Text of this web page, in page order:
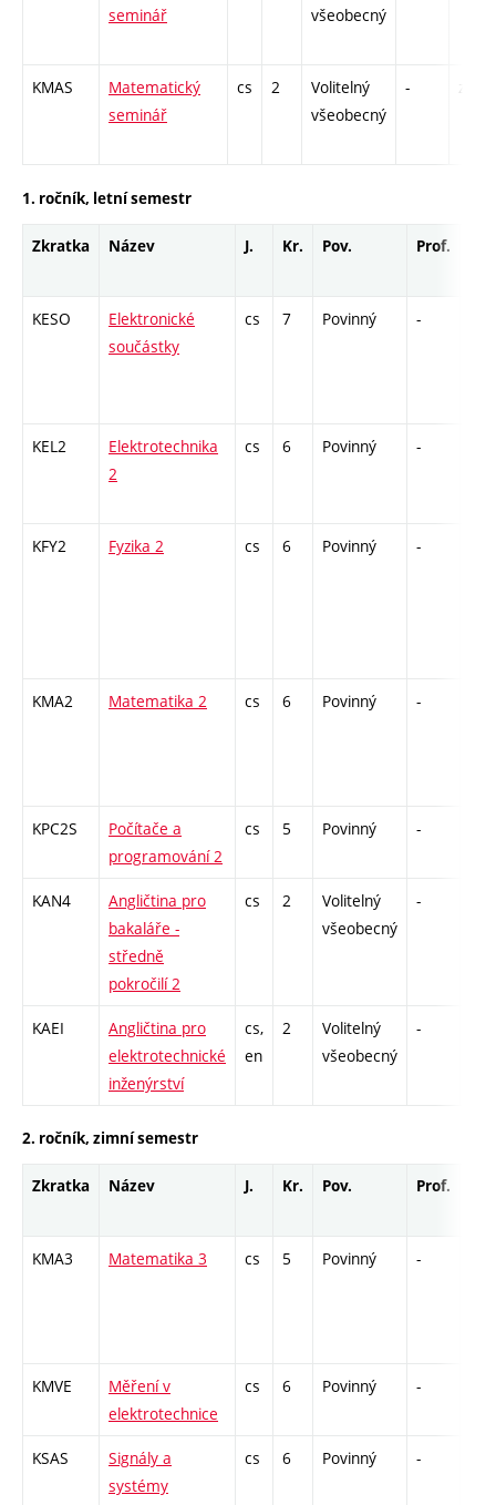
seminář všeobecný
KMAS
Matematický
seminář
cs 2
Volitelný
všeobecný
- zá
1. ročník, letní semestr
Zkratka Název J. Kr. Pov. Prof.
KESO
Elektronické
součástky
cs 7 Povinný -
KEL2
Elektrotechnika
2
cs 6 Povinný -
KFY2 Fyzika 2 cs 6 Povinný -
KMA2 Matematika 2 cs 6 Povinný -
KPC2S
Počítače a
programování 2
cs 5 Povinný -
KAN4
Angličtina pro
bakaláře -
středně
pokročilí 2
cs 2
Volitelný
všeobecný
-
KAEI
Angličtina pro
elektrotechnické
inženýrství
cs,
en
2
Volitelný
všeobecný
-
2. ročník, zimní semestr
Zkratka Název J. Kr. Pov. Prof.
KMA3 Matematika 3 cs 5 Povinný -
KMVE
Měření v
elektrotechnice
cs 6 Povinný -
KSAS
Signály a
systémy
cs 6 Povinný -